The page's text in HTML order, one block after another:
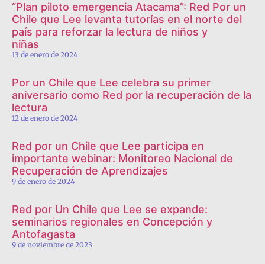
“Plan piloto emergencia Atacama”: Red Por un
Chile que Lee levanta tutorías en el norte del
país para reforzar la lectura de niños y
niñas
13 de enero de 2024
Por un Chile que Lee celebra su primer
aniversario como Red por la recuperación de la
lectura
12 de enero de 2024
Red por un Chile que Lee participa en
importante webinar: Monitoreo Nacional de
Recuperación de Aprendizajes
9 de enero de 2024
Red por Un Chile que Lee se expande:
seminarios regionales en Concepción y
Antofagasta
9 de noviembre de 2023